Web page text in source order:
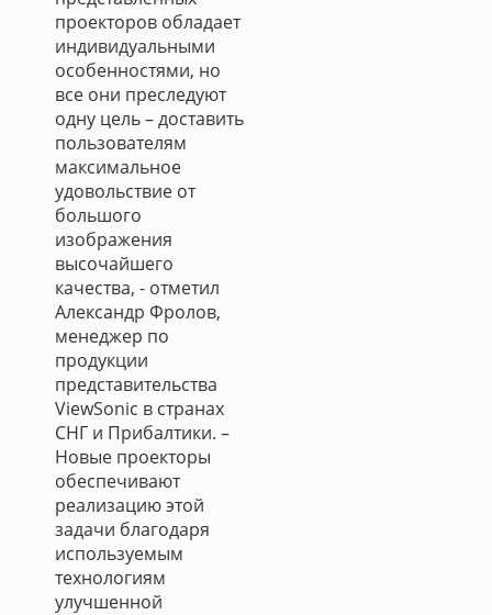
проекторов обладает
индивидуальными
особенностями, но
все они преследуют
одну цель – доставить
пользователям
максимальное
удовольствие от
большого
изображения
высочайшего
качества, - отметил
Александр Фролов,
менеджер по
продукции
представительства
ViewSonic в странах
СНГ и Прибалтики. –
Новые проекторы
обеспечивают
реализацию этой
задачи благодаря
используемым
технологиям
улучшенной